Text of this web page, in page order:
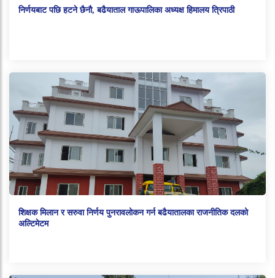
निर्णयबाट पछि हटने छैनौ, बढैयाताल गाऊपालिका अध्यक्ष हिमालय त्रिपाठी
शिक्षक मिलान र सरुवा निर्णय पुनरावलोकन गर्न बढैयातालका राजनीतिक दलको
अल्टिमेटम